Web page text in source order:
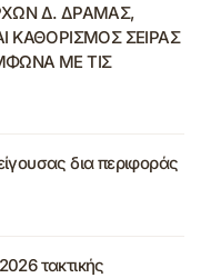
Δ. ΔΡΑΜΑΣ,
ΚΑΘΟΡΙΣΜΟΣ ΣΕΙΡΑΣ
ΜΕ ΤΙΣ
δια περιφοράς
τακτικής